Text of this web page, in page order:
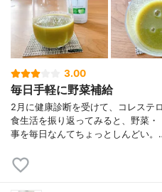
3.00
毎日手軽に野菜補給
2月に健康診断を受けて、コレステ
食生活を振り返ってみると、野菜
事を毎日なんてちょっとしんどい。